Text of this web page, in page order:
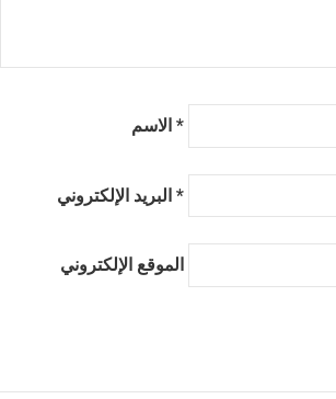
الاسم *
البريد الإلكتروني *
الموقع الإلكتروني